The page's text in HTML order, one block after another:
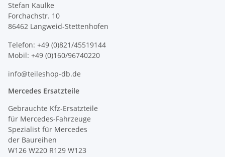
Stefan Kaulke
Forchachstr. 10
86462 Langweid-Stettenhofen
Telefon: +49 (0)821/45519144
Mobil: +49 (0)160/96740220
info@teileshop-db.de
Mercedes Ersatzteile
Gebrauchte Kfz-Ersatzteile
für Mercedes-Fahrzeuge
Spezialist für Mercedes
der Baureihen
W126 W220 R129 W123